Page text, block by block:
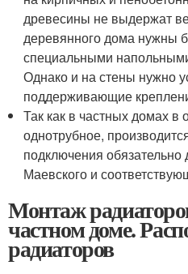
древесины не выдержат
деревянного дома нужны
специальными
Однако и на стены нужно
поддерживающие
Так как в частных домах в
однотрубное,
подключения
Маевского и
Монтаж
частном доме.
радиаторов